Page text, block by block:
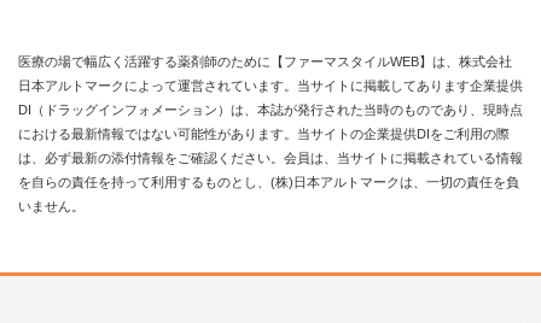
医療の場で幅広く活躍する薬剤師のために【ファーマスタイルWEB】は、株式会社
日本アルトマークによって運営されています。当サイトに掲載してあります企業提供
DI（ドラッグインフォメーション）は、本誌が発行された当時のものであり、現時点
における最新情報ではない可能性があります。当サイトの企業提供DIをご利用の際
は、必ず最新の添付情報をご確認ください。会員は、当サイトに掲載されている情報
を自らの責任を持って利用するものとし、(株)日本アルトマークは、一切の責任を負
いません。